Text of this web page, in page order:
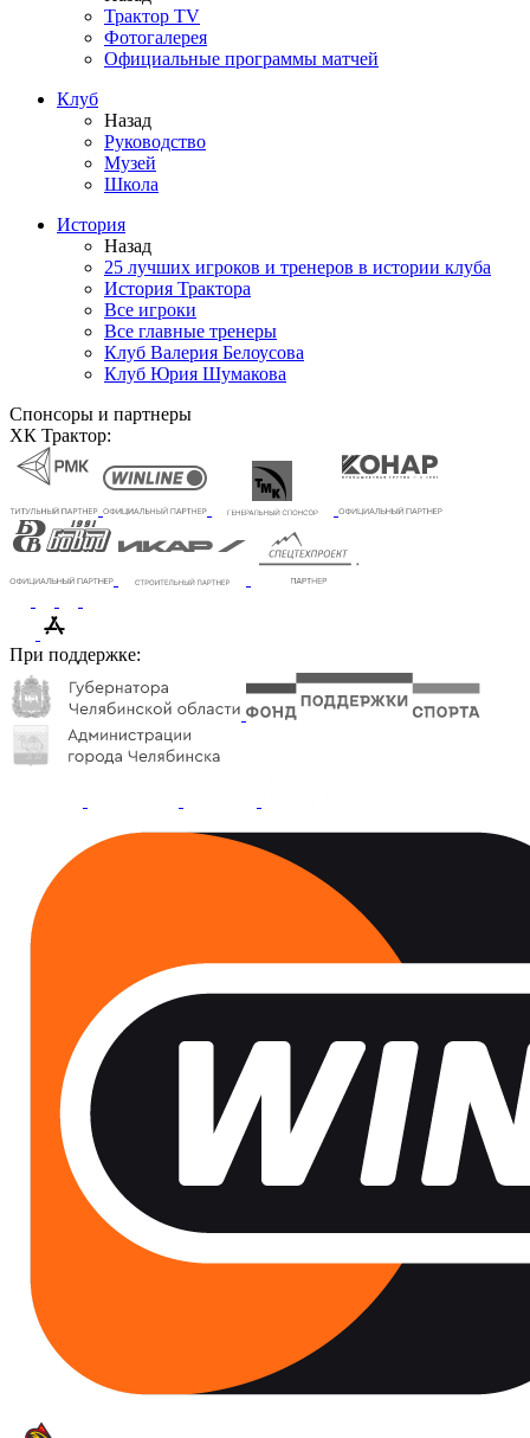
Трактор TV
Фотогалерея
Официальные программы матчей
Клуб
Назад
Руководство
Музей
Школа
История
Назад
25 лучших игроков и тренеров в истории клуба
История Трактора
Все игроки
Все главные тренеры
Клуб Валерия Белоусова
Клуб Юрия Шумакова
Спонсоры и партнеры
ХК Трактор:
При поддержке: